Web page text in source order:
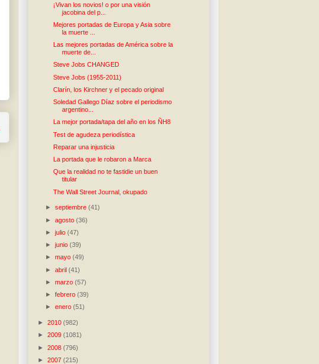
¡Vivan los novios! o por una visión
jacobina del p...
Mejores portadas de Europa y Asia sobre
la muerte ...
Las mejores portadas de América sobre la
muerte de...
Steve Jobs CHANGED
Steve Jobs (1955-2011)
Clarín, los Kirchner y el pecado original
Soledad Gallego Díaz sobre el periodismo
argentino...
La mejor portada/tapa del año en los ÑH8
Test de agudeza periodística
Reparar una injusticia
La portada que le robaron a Marca
Que la realidad no te fastidie un buen
titular
The Wall Street Journal, okupado
►septiembre(41)
►agosto(36)
►julio(47)
►junio(39)
►mayo(49)
►abril(41)
►marzo(57)
►febrero(39)
►enero(51)
► 2010 (982)
► 2009 (1081)
► 2008 (796)
► 2007 (215)